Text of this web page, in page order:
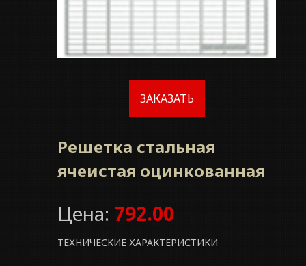
ЗАКАЗАТЬ
Решетка стальная
ячеистая оцинкованная
Цена: 792.00
ТЕХНИЧЕСКИЕ ХАРАКТЕРИСТИКИ